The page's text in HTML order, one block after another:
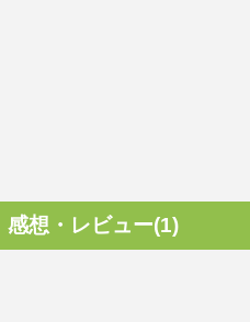
感想・レビュー(1)